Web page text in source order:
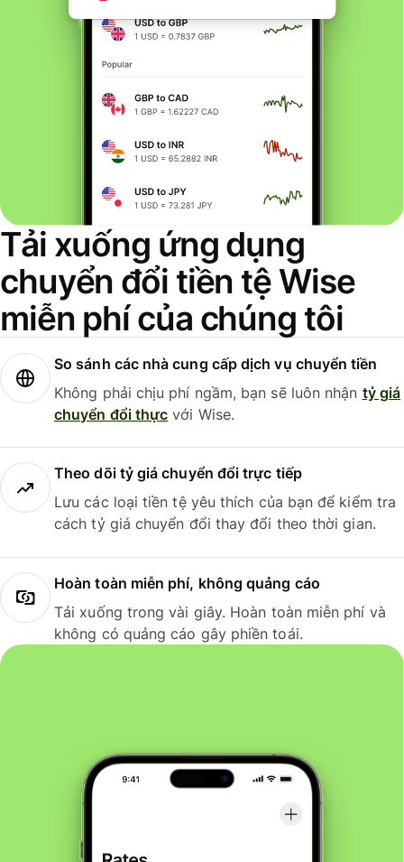
Tải xuống ứng dụng
chuyển đổi tiền tệ Wise
miễn phí của chúng tôi
So sánh các nhà cung cấp dịch vụ chuyển tiền
Không phải chịu phí ngầm, bạn sẽ luôn nhận tỷ giá
chuyển đổi thực với Wise.
Theo dõi tỷ giá chuyển đổi trực tiếp
Lưu các loại tiền tệ yêu thích của bạn để kiểm tra
cách tỷ giá chuyển đổi thay đổi theo thời gian.
Hoàn toàn miễn phí, không quảng cáo
Tải xuống trong vài giây. Hoàn toàn miễn phí và
không có quảng cáo gây phiền toái.